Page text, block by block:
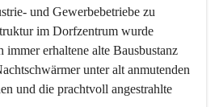
und Gewerbebetriebe zu
im Dorfzentrum wurde
immer erhaltene alte Bausbustanz
unter alt anmutenden
und die prachtvoll angestrahlte